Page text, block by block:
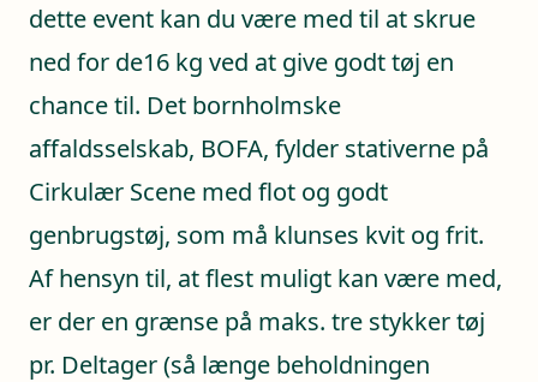
dette event kan du være med til at skrue
ned for de16 kg ved at give godt tøj en
chance til. Det bornholmske
affaldsselskab, BOFA, fylder stativerne på
Cirkulær Scene med flot og godt
genbrugstøj, som må klunses kvit og frit.
Af hensyn til, at flest muligt kan være med,
er der en grænse på maks. tre stykker tøj
pr. Deltager (så længe beholdningen